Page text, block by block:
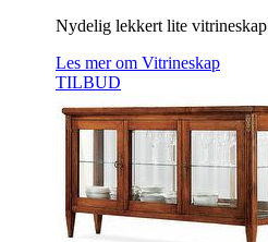
Nydelig lekkert lite vitrineskap
Les mer om Vitrineskap
TILBUD